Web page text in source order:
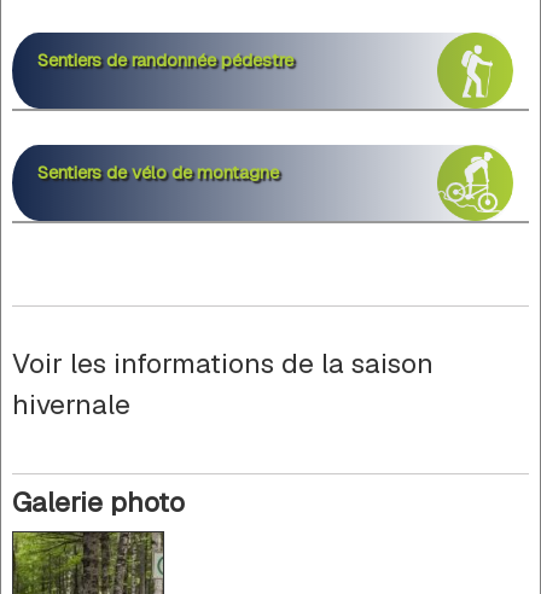
Sentiers de randonnée pédestre
Sentiers de vélo de montagne
Voir les informations de la saison
hivernale
Galerie photo